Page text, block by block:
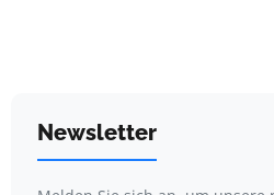
Newsletter